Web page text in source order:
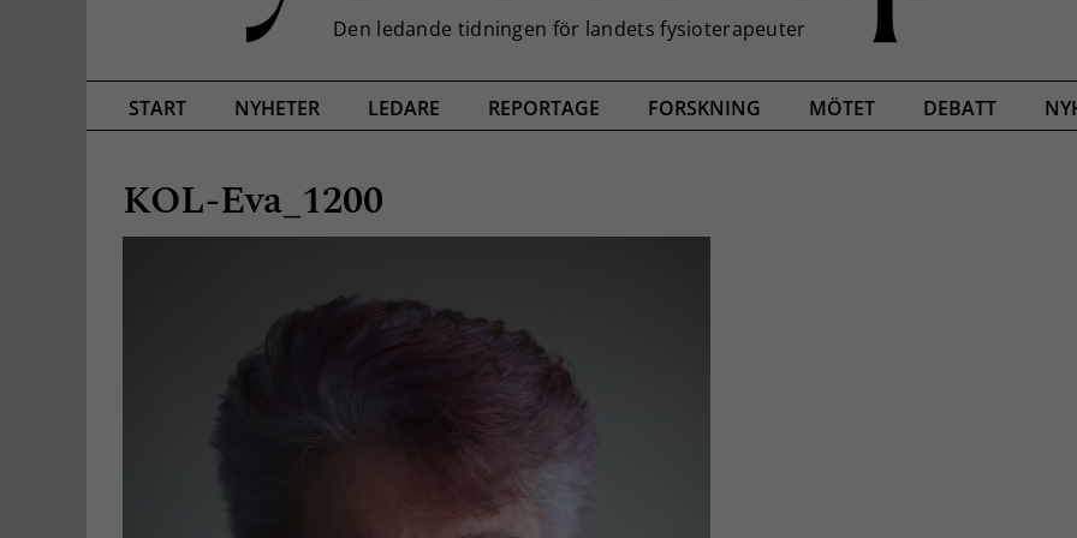
START NYHETER LEDARE REPORTAGE FORSKNING MÖTET DEBATT
KOL-Eva_1200